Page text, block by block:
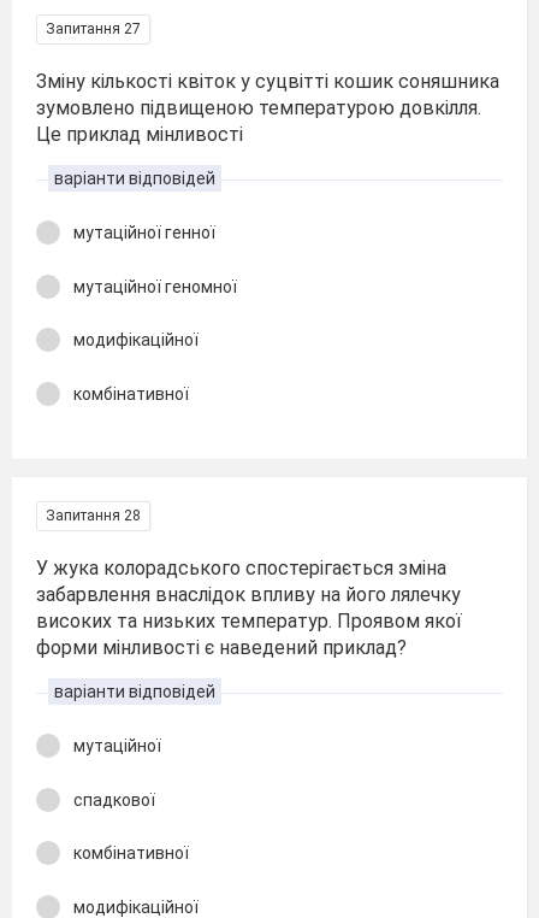
Запитання 27
Зміну кількості квіток у суцвітті кошик соняшника
зумовлено підвищеною температурою довкілля.
Це приклад мінливості
варіанти відповідей
мутаційної генної
мутаційної геномної
модифікаційної
комбінативної
Запитання 28
У жука колорадського спостерігається зміна
забарвлення внаслідок впливу на його лялечку
високих та низьких температур. Проявом якої
форми мінливості є наведений приклад?
варіанти відповідей
мутаційної
спадкової
комбінативної
модифікаційної